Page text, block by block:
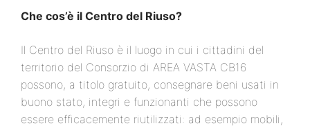
Che cos’è il Centro del Riuso?
Il Centro del Riuso è il luogo in cui i cittadini del
territorio del Consorzio di AREA VASTA CB16
possono, a titolo gratuito, consegnare beni usati in
buono stato, integri e funzionanti che possono
essere efficacemente riutilizzati: ad esempio mobili,